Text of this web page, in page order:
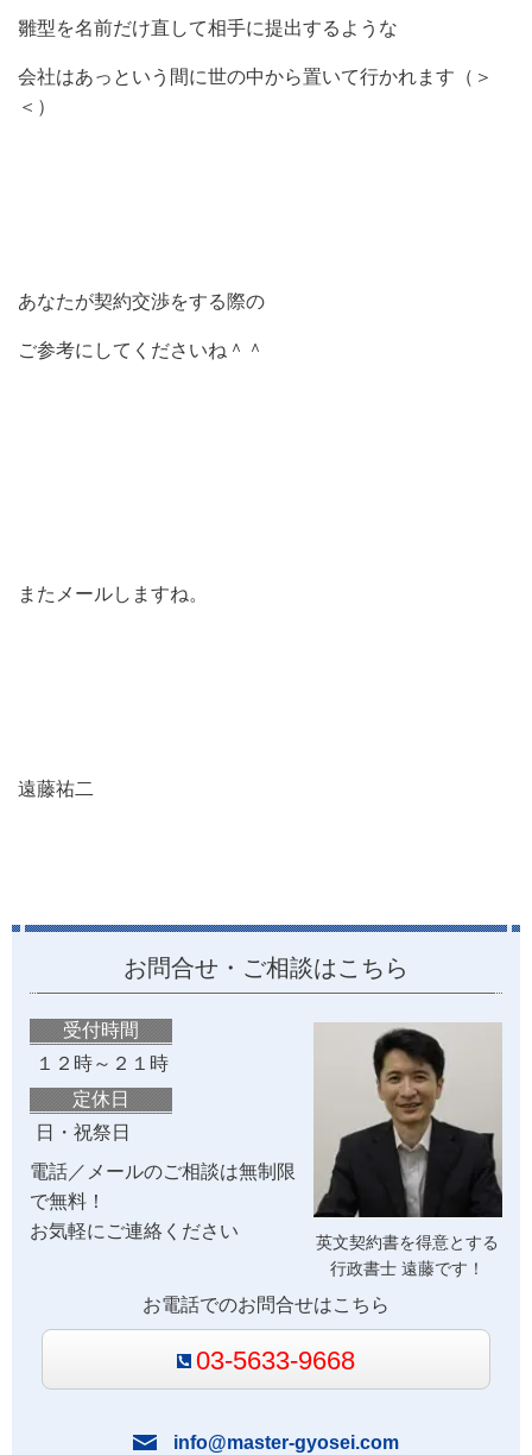
雛型を名前だけ直して相手に提出するような
会社はあっという間に世の中から置いて行かれます（＞
＜）
あなたが契約交渉をする際の
ご参考にしてくださいね＾＾
またメールしますね。
遠藤祐二
お問合せ・ご相談はこちら
英文契約書を得意とする
行政書士 遠藤です！
受付時間
１２時～２１時
定休日
日・祝祭日
電話／メールのご相談は無制限
で無料！
お気軽にご連絡ください
お電話でのお問合せはこちら
03-5633-9668
info@master-gyosei.com